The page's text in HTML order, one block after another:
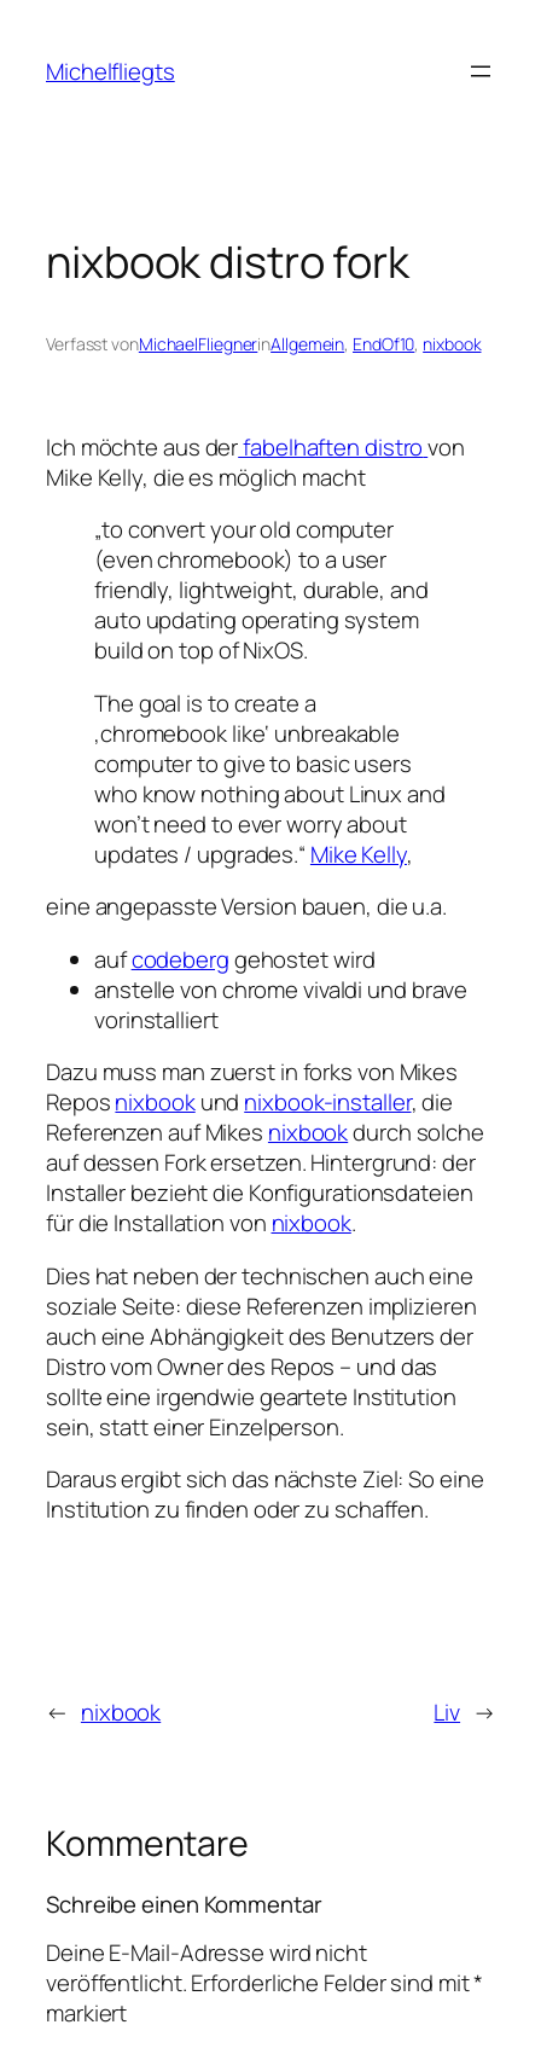
springen
Michelfliegts
nixbook distro fork
Verfasst vonMichaelFliegnerinAllgemein, EndOf10, nixbook
Ich möchte aus derfabelhaften distro von
Mike Kelly, die es möglich macht
„to convert your old computer
(even chromebook) to a user
friendly, lightweight, durable, and
auto updating operating system
build on top of NixOS.
The goal is to create a
‚chromebook like‘ unbreakable
computer to give to basic users
who know nothing about Linux and
won’t need to ever worry about
updates / upgrades.“ Mike Kelly,
eine angepasste Version bauen, die u.a.
aufcodeberggehostet wird
anstelle von chrome vivaldi und brave
vorinstalliert
Dazu muss man zuerst in forks von Mikes
Reposnixbookund nixbook-installer, die
Referenzen auf Mikes nixbookdurch solche
auf dessen Fork ersetzen. Hintergrund: der
Installer bezieht die Konfigurationsdateien
für die Installation von nixbook.
Dies hat neben der technischen auch eine
soziale Seite: diese Referenzen implizieren
auch eine Abhängigkeit des Benutzers der
Distro vom Owner des Repos – und das
sollte eine irgendwie geartete Institution
sein, statt einer Einzelperson.
Daraus ergibt sich das nächste Ziel: So eine
Institution zu finden oder zu schaffen.
← nixbook Liv →
Kommentare
Schreibe einen Kommentar
Deine E-Mail-Adresse wird nicht
veröffentlicht.Erforderliche Felder sind mit*
markiert